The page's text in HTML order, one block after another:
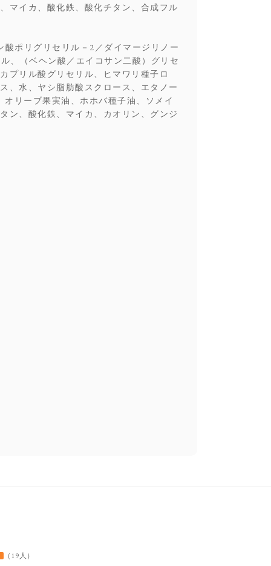
マイカ、酸化鉄、酸化チタン、合成フル
ポリグリセリル－2／ダイマージリノー
、（ベヘン酸／エイコサン二酸）グリセ
プリル酸グリセリル、ヒマワリ種子ロ
、水、ヤシ脂肪酸スクロース、エタノー
リーブ果実油、ホホバ種子油、ソメイ
ン、酸化鉄、マイカ、カオリン、グンジ